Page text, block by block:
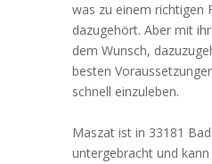
was zu einem richtigen
dazugehört. Aber mit
dem Wunsch,
besten
schnell einzuleben.
Maszat ist in 33181
untergebracht und